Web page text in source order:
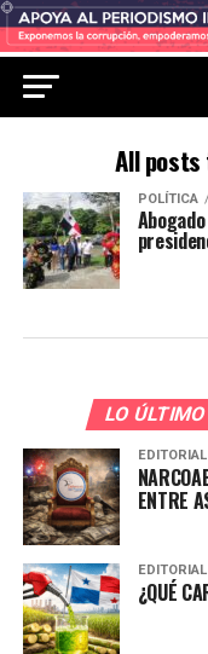
All
POLÍTICA
LO ÚLTIMO
EDITORIAL
ENTRE
EDITORIAL
¿QUÉ